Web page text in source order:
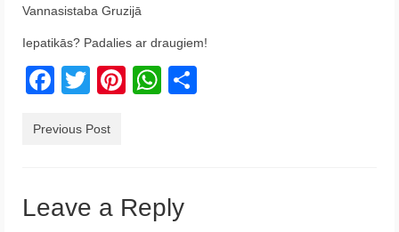
Itālija
Latvija
Indonēzija
Vannasistaba Gruzijā
Iepatikās? Padalies ar draugiem!
Facebook
TwitterPinterest
WhatsApp
Previous Post
Leave a Reply